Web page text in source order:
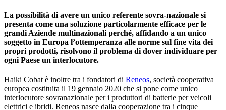
La possibilità di avere un unico referente sovra-nazionale si
presenta come una soluzione particolarmente efficace per le
grandi Aziende multinazionali perché, affidando a un unico
soggetto in Europa l’ottemperanza alle norme sul fine vita dei
propri prodotti, risolvono il problema di dover individuare per
ogni Paese un interlocutore.
Haiki Cobat è inoltre tra i fondatori di Reneos, società cooperativa
europea costituita il 19 gennaio 2020 che si pone come unico
interlocutore sovranazionale per i produttori di batterie per veicoli
elettrici e ibridi. Reneos nasce dalla cooperazione tra i cinque